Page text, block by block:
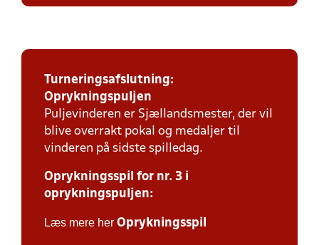
Turneringsafslutning:
Oprykningspuljen
Puljevinderen er Sjællandsmester, der vil
blive overrakt pokal og medaljer til
vinderen på sidste spilledag.
Oprykningsspil for nr. 3 i
oprykningspuljen:
Læs mere her Oprykningsspil